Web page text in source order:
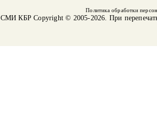
Политика обработки
СМИ КБРCopyright © 2005-2026. При